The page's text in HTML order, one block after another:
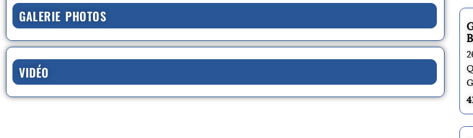
GALERIE PHOTOS
VIDÉO